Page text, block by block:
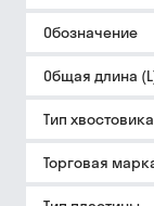
Обозначение
Общая длина
Тип хвостовика
Торговая